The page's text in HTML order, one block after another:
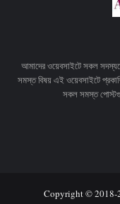
আমাদের ওয়েবসাইটে সকল
সমস্ত বিষয় এই ওয়েবসাইটে
সকল সমস্ত
Copyright © 2018-